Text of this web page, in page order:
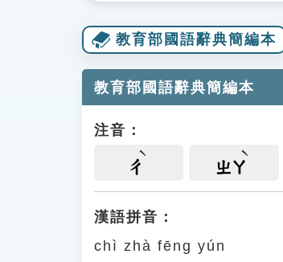
教育部國語辭典簡編本
教育部國語辭典簡編本
注音：
ㄔ ㄓㄚ
漢語拼音：
chì zhà fēng yún